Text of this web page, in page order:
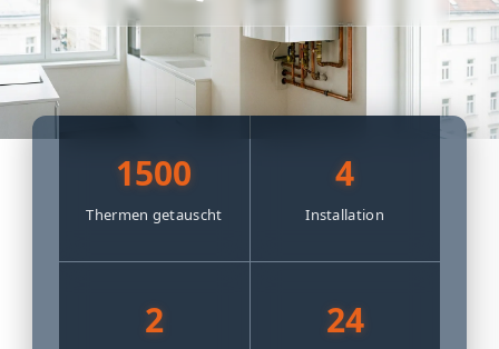
1500
Thermen getauscht
4
Installation
2 24